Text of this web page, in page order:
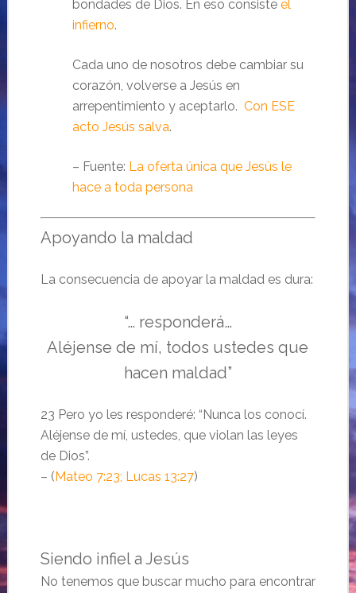
bondades de Dios. En eso consiste el
infierno.
Cada uno de nosotros debe cambiar su
corazón, volverse a Jesús en
arrepentimiento y aceptarlo. Con ESE
acto Jesús salva.
– Fuente: La oferta única que Jesús le
hace a toda persona
Apoyando la maldad
La consecuencia de apoyar la maldad es dura:
“… responderá…
Aléjense de mí, todos ustedes que
hacen maldad”
23 Pero yo les responderé: “Nunca los conocí.
Aléjense de mí, ustedes, que violan las leyes
de Dios”.
– (Mateo 7:23; Lucas 13:27)
Siendo infiel a Jesús
No tenemos que buscar mucho para encontrar